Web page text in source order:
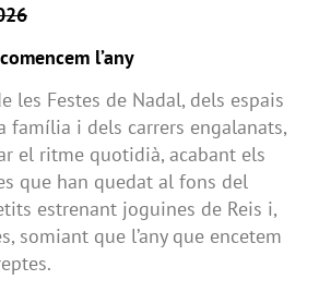
l’any
les Festes de Nadal, dels espais
família i dels carrers engalanats,
el ritme quotidià, acabant els
que han quedat al fons del
estrenant joguines de Reis i,
somiant que l’any que encetem